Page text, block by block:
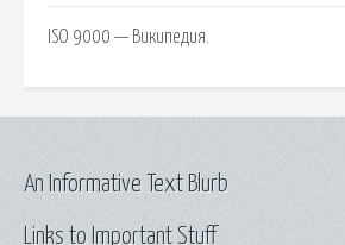
ISO 9000 — Википедия.
Links to Important Stuff
An Informative Text Blurb